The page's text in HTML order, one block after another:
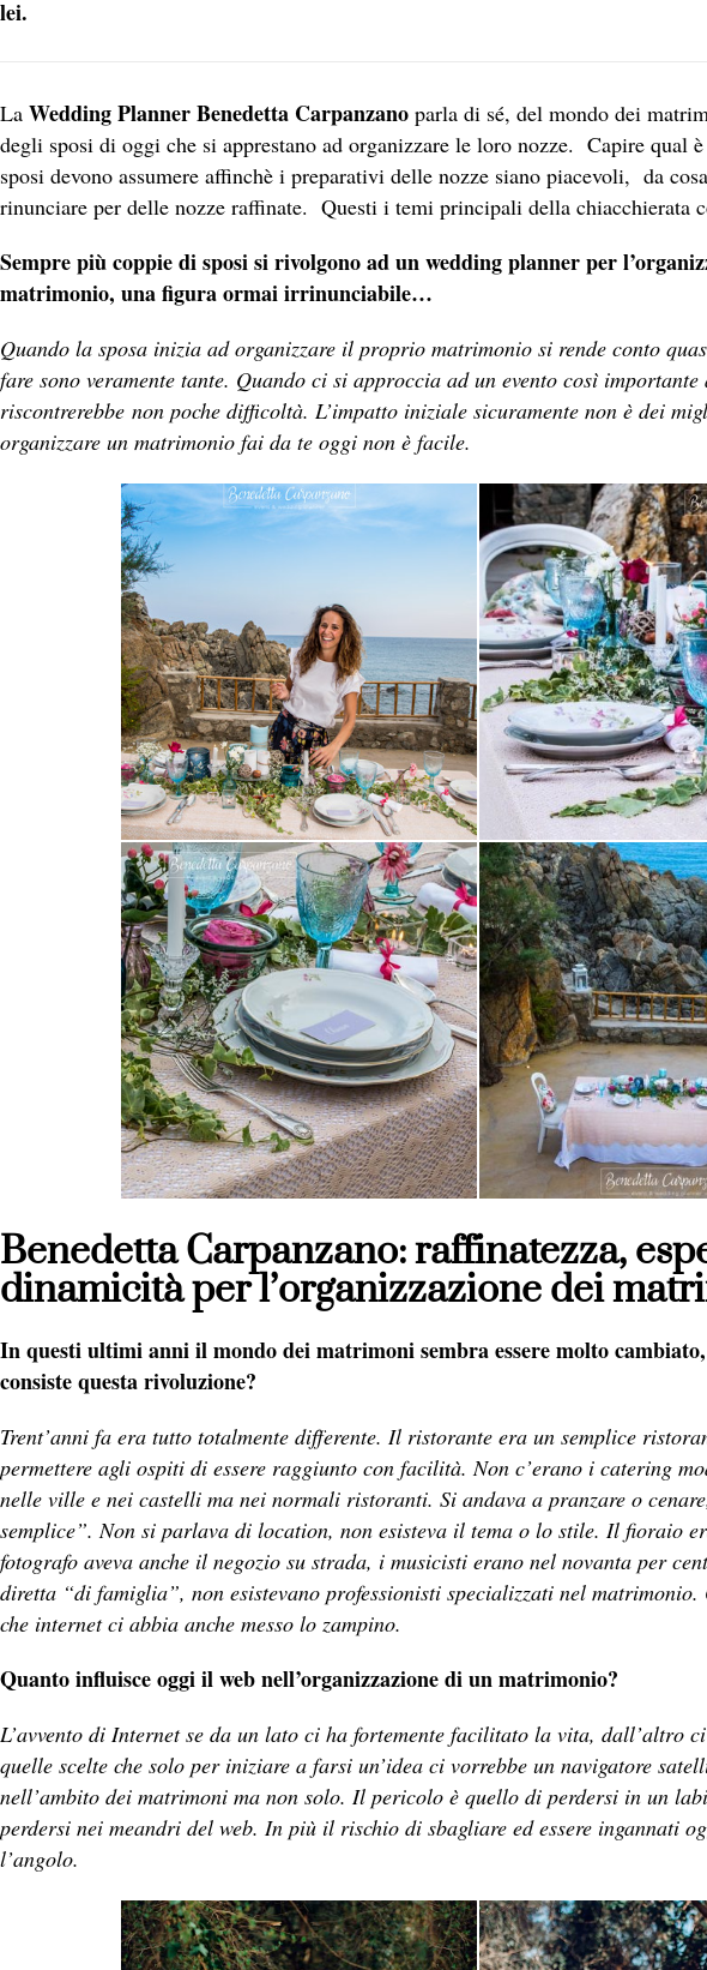
lei.
La Wedding Planner Benedetta Carpanzano parla di sé, del mondo dei
degli sposi di oggi che si apprestano ad organizzare le loro nozze. Capire qual
sposi devono assumere affinchè i preparativi delle nozze siano piacevoli, da
rinunciare per delle nozze raffinate. Questi i temi principali della chiacchierata
Sempre più coppie di sposi si rivolgono ad un wedding planner per
matrimonio, una figura ormai irrinunciabile…
Quando la sposa inizia ad organizzare il proprio matrimonio si rende conto
fare sono veramente tante. Quando ci si approccia ad un evento così
riscontrerebbe non poche difficoltà. L’impatto iniziale sicuramente non è dei
organizzare un matrimonio fai da te oggi non è facile.
Benedetta Carpanzano: raffinatezza,
dinamicità per l’organizzazione dei
In questi ultimi anni il mondo dei matrimoni sembra essere molto cambiato,
consiste questa rivoluzione?
Trent’anni fa era tutto totalmente differente. Il ristorante era un semplice
permettere agli ospiti di essere raggiunto con facilità. Non c’erano i catering
nelle ville e nei castelli ma nei normali ristoranti. Si andava a pranzare o
semplice”. Non si parlava di location, non esisteva il tema o lo stile. Il fioraio
fotografo aveva anche il negozio su strada, i musicisti erano nel novanta per
diretta “di famiglia”, non esistevano professionisti specializzati nel matrimonio.
che internet ci abbia anche messo lo zampino.
Quanto influisce oggi il web nell’organizzazione di un matrimonio?
L’avvento di Internet se da un lato ci ha fortemente facilitato la vita, dall’altro
quelle scelte che solo per iniziare a farsi un’idea ci vorrebbe un navigatore
nell’ambito dei matrimoni ma non solo. Il pericolo è quello di perdersi in un
perdersi nei meandri del web. In più il rischio di sbagliare ed essere ingannati
l’angolo.